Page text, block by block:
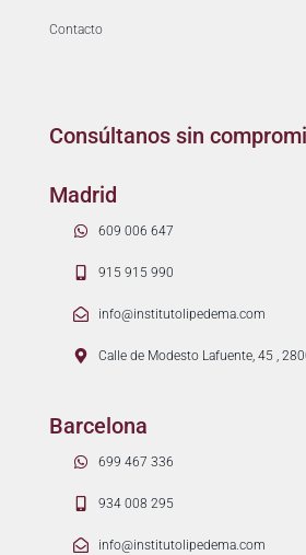
Contacto
Consúltanos sin
Madrid
609 006 647
915 915 990
info@institutolipedema.com
Calle de Modesto Lafuente, 45 ,
Barcelona
699 467 336
934 008 295
info@institutolipedema.com